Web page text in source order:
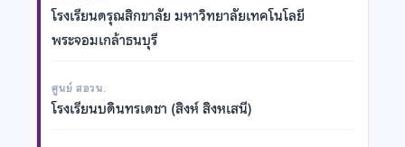
โรงเรียนดรุณสิกขาลัย มหาวิทยาลัยเทคโนโลยี
พระจอมเกล้าธนบุรี
ศูนย์ สอวน.
โรงเรียนบดินทรเดชา (สิงห์ สิงหเสนี)